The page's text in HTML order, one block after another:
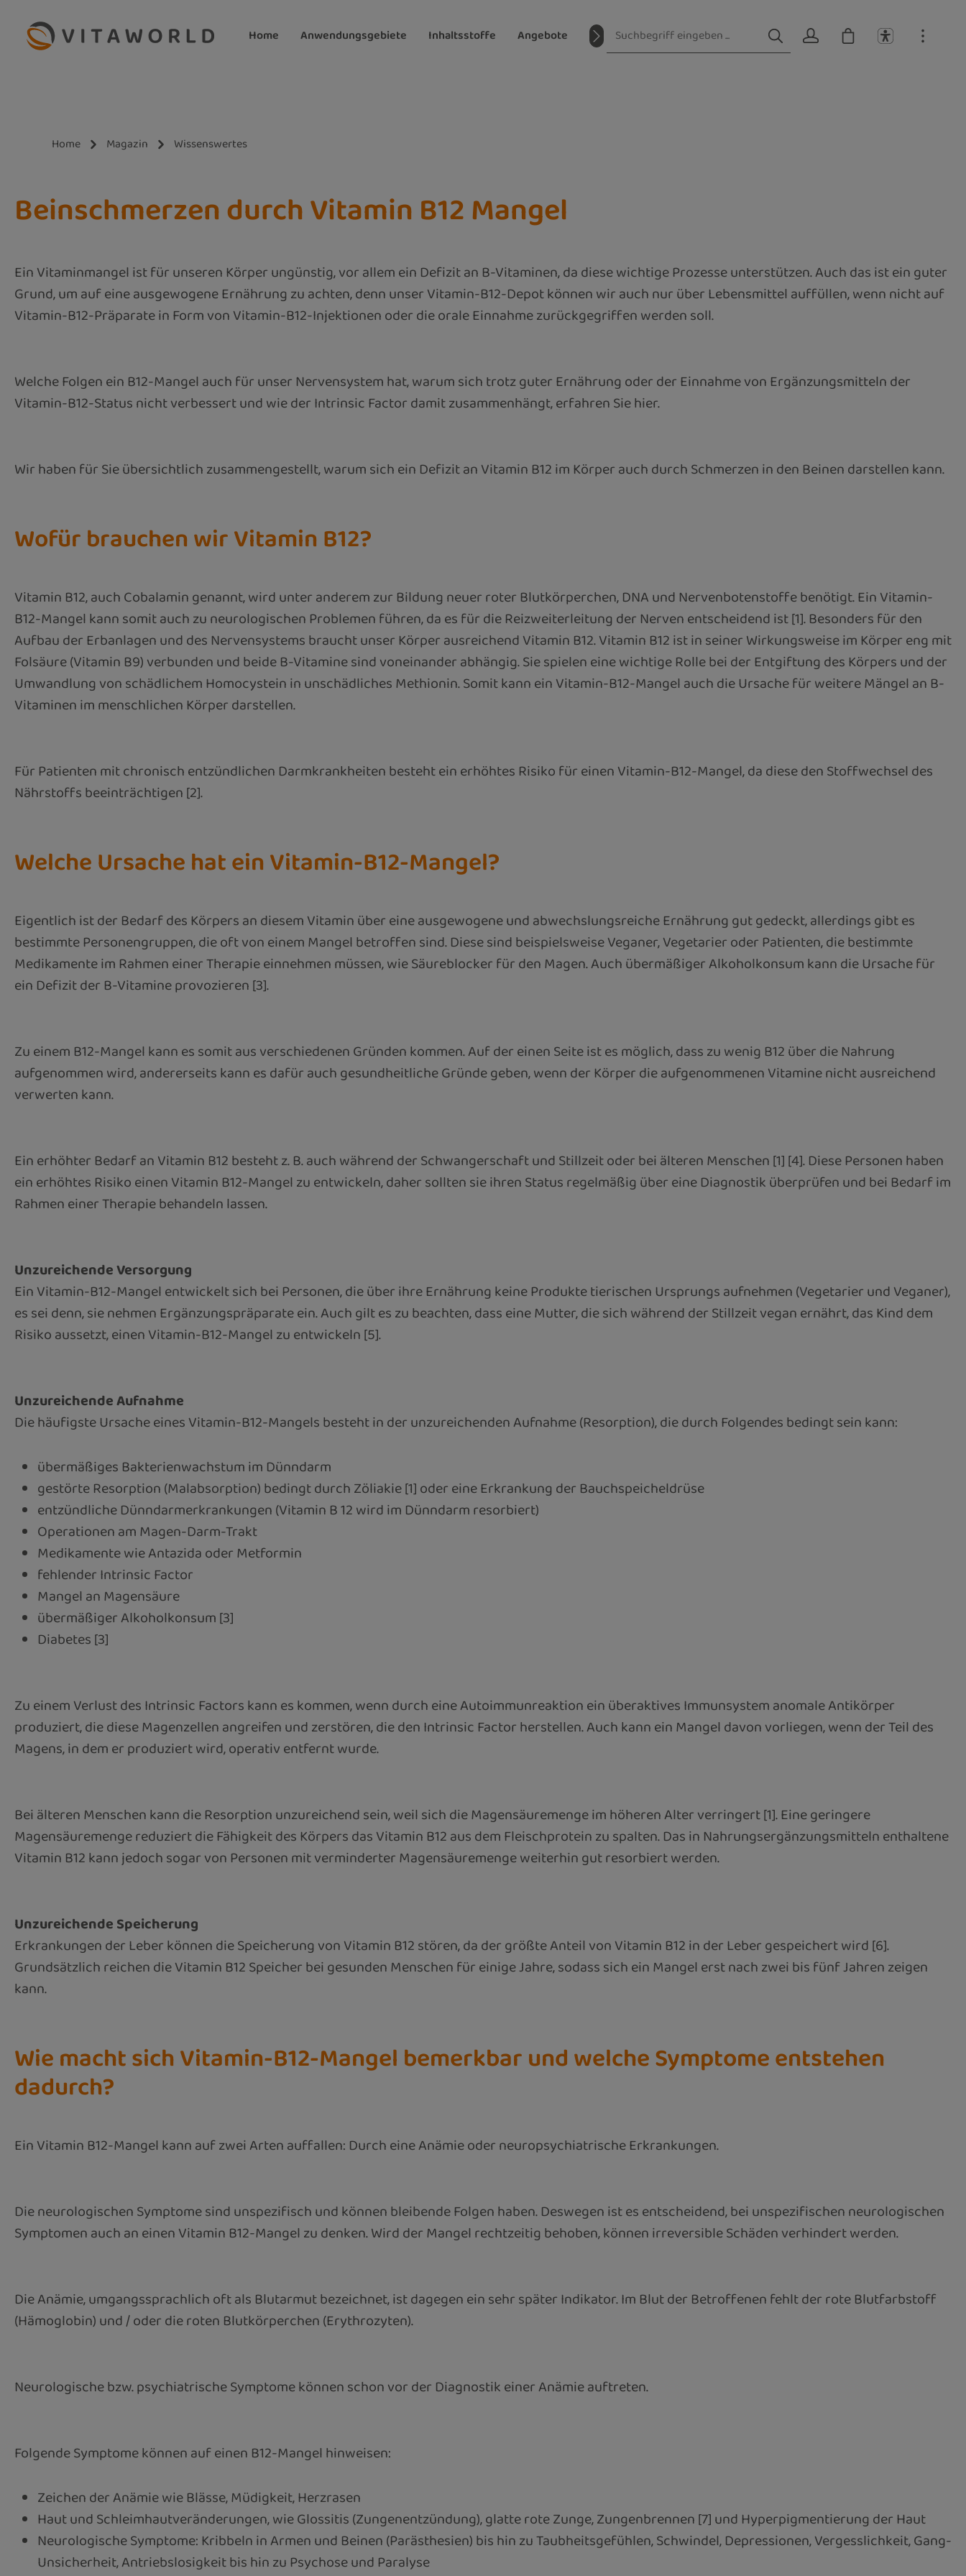
Hauptinhalt springen
Zur Suche springen
Zur Hauptnavigation springen
Home Anwendungsgebiete Inhaltsstoffe Angebote Magazin
Home Magazin Wissenswertes
Beinschmerzen durch Vitamin B12 Mangel
Ein Vitaminmangel ist für unseren Körper ungünstig, vor allem ein Defizit an B-Vitaminen, da diese wichtige Prozesse unterstützen. Auch das ist ein guter
Grund, um auf eine ausgewogene Ernährung zu achten, denn unser Vitamin-B12-Depot können wir auch nur über Lebensmittel auffüllen, wenn nicht auf
Vitamin-B12-Präparate in Form von Vitamin-B12-Injektionen oder die orale Einnahme zurückgegriffen werden soll.
Welche Folgen ein B12-Mangel auch für unser Nervensystem hat, warum sich trotz guter Ernährung oder der Einnahme von Ergänzungsmitteln der
Vitamin-B12-Status nicht verbessert und wie der Intrinsic Factor damit zusammenhängt, erfahren Sie hier.
Wir haben für Sie übersichtlich zusammengestellt, warum sich ein Defizit an Vitamin B12 im Körper auch durch Schmerzen in den Beinen darstellen kann.
Wofür brauchen wir Vitamin B12?
Vitamin B12, auch Cobalamin genannt, wird unter anderem zur Bildung neuer roter Blutkörperchen, DNA und Nervenbotenstoffe benötigt. Ein Vitamin-
B12-Mangel kann somit auch zu neurologischen Problemen führen, da es für die Reizweiterleitung der Nerven entscheidend ist [1]. Besonders für den
Aufbau der Erbanlagen und des Nervensystems braucht unser Körper ausreichend Vitamin B12. Vitamin B12 ist in seiner Wirkungsweise im Körper eng mit
Folsäure (Vitamin B9) verbunden und beide B-Vitamine sind voneinander abhängig. Sie spielen eine wichtige Rolle bei der Entgiftung des Körpers und der
Umwandlung von schädlichem Homocystein in unschädliches Methionin. Somit kann ein Vitamin-B12-Mangel auch die Ursache für weitere Mängel an B-
Vitaminen im menschlichen Körper darstellen.
Für Patienten mit chronisch entzündlichen Darmkrankheiten besteht ein erhöhtes Risiko für einen Vitamin-B12-Mangel, da diese den Stoffwechsel des
Nährstoffs beeinträchtigen [2].
Welche Ursache hat ein Vitamin-B12-Mangel?
Eigentlich ist der Bedarf des Körpers an diesem Vitamin über eine ausgewogene und abwechslungsreiche Ernährung gut gedeckt, allerdings gibt es
bestimmte Personengruppen, die oft von einem Mangel betroffen sind. Diese sind beispielsweise Veganer, Vegetarier oder Patienten, die bestimmte
Medikamente im Rahmen einer Therapie einnehmen müssen, wie Säureblocker für den Magen. Auch übermäßiger Alkoholkonsum kann die Ursache für
ein Defizit der B-Vitamine provozieren [3].
Zu einem B12-Mangel kann es somit aus verschiedenen Gründen kommen. Auf der einen Seite ist es möglich, dass zu wenig B12 über die Nahrung
aufgenommen wird, andererseits kann es dafür auch gesundheitliche Gründe geben, wenn der Körper die aufgenommenen Vitamine nicht ausreichend
verwerten kann.
Ein erhöhter Bedarf an Vitamin B12 besteht z. B. auch während der Schwangerschaft und Stillzeit oder bei älteren Menschen [1] [4]. Diese Personen haben
ein erhöhtes Risiko einen Vitamin B12-Mangel zu entwickeln, daher sollten sie ihren Status regelmäßig über eine Diagnostik überprüfen und bei Bedarf im
Rahmen einer Therapie behandeln lassen.
Unzureichende Versorgung
Ein Vitamin-B12-Mangel entwickelt sich bei Personen, die über ihre Ernährung keine Produkte tierischen Ursprungs aufnehmen (Vegetarier und Veganer),
es sei denn, sie nehmen Ergänzungspräparate ein. Auch gilt es zu beachten, dass eine Mutter, die sich während der Stillzeit vegan ernährt, das Kind dem
Risiko aussetzt, einen Vitamin-B12-Mangel zu entwickeln [5].
Unzureichende Aufnahme
Die häufigste Ursache eines Vitamin-B12-Mangels besteht in der unzureichenden Aufnahme (Resorption), die durch Folgendes bedingt sein kann:
übermäßiges Bakterienwachstum im Dünndarm
gestörte Resorption (Malabsorption) bedingt durch Zöliakie [1] oder eine Erkrankung der Bauchspeicheldrüse
entzündliche Dünndarmerkrankungen (Vitamin B 12 wird im Dünndarm resorbiert)
Operationen am Magen-Darm-Trakt
Medikamente wie Antazida oder Metformin
fehlender Intrinsic Factor
Mangel an Magensäure
übermäßiger Alkoholkonsum [3]
Diabetes [3]
Zu einem Verlust des Intrinsic Factors kann es kommen, wenn durch eine Autoimmunreaktion ein überaktives Immunsystem anomale Antikörper
produziert, die diese Magenzellen angreifen und zerstören, die den Intrinsic Factor herstellen. Auch kann ein Mangel davon vorliegen, wenn der Teil des
Magens, in dem er produziert wird, operativ entfernt wurde.
Bei älteren Menschen kann die Resorption unzureichend sein, weil sich die Magensäuremenge im höheren Alter verringert [1]. Eine geringere
Magensäuremenge reduziert die Fähigkeit des Körpers das Vitamin B12 aus dem Fleischprotein zu spalten. Das in Nahrungsergänzungsmitteln enthaltene
Vitamin B12 kann jedoch sogar von Personen mit verminderter Magensäuremenge weiterhin gut resorbiert werden.
Unzureichende Speicherung
Erkrankungen der Leber können die Speicherung von Vitamin B12 stören, da der größte Anteil von Vitamin B12 in der Leber gespeichert wird [6].
Grundsätzlich reichen die Vitamin B12 Speicher bei gesunden Menschen für einige Jahre, sodass sich ein Mangel erst nach zwei bis fünf Jahren zeigen
kann.
Wie macht sich Vitamin-B12-Mangel bemerkbar und welche Symptome entstehen
dadurch?
Ein Vitamin B12-Mangel kann auf zwei Arten auffallen: Durch eine Anämie oder neuropsychiatrische Erkrankungen.
Die neurologischen Symptome sind unspezifisch und können bleibende Folgen haben. Deswegen ist es entscheidend, bei unspezifischen neurologischen
Symptomen auch an einen Vitamin B12-Mangel zu denken. Wird der Mangel rechtzeitig behoben, können irreversible Schäden verhindert werden.
Die Anämie, umgangssprachlich oft als Blutarmut bezeichnet, ist dagegen ein sehr später Indikator. Im Blut der Betroffenen fehlt der rote Blutfarbstoff
(Hämoglobin) und / oder die roten Blutkörperchen (Erythrozyten).
Neurologische bzw. psychiatrische Symptome können schon vor der Diagnostik einer Anämie auftreten.
Folgende Symptome können auf einen B12-Mangel hinweisen:
Zeichen der Anämie wie Blässe, Müdigkeit, Herzrasen
Haut und Schleimhautveränderungen, wie Glossitis (Zungenentzündung), glatte rote Zunge, Zungenbrennen [7] und Hyperpigmentierung der Haut
Neurologische Symptome: Kribbeln in Armen und Beinen (Parästhesien) bis hin zu Taubheitsgefühlen, Schwindel, Depressionen, Vergesslichkeit, Gang-
Unsicherheit, Antriebslosigkeit bis hin zu Psychose und Paralyse